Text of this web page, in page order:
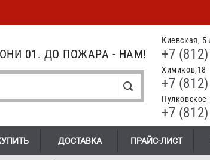
Киевская, 5
+7
Химиков,18
+7
Пулковское
+7
01. ДО ПОЖАРА - НАМ!
ДОСТАВКА ПРАЙС-ЛИСТ